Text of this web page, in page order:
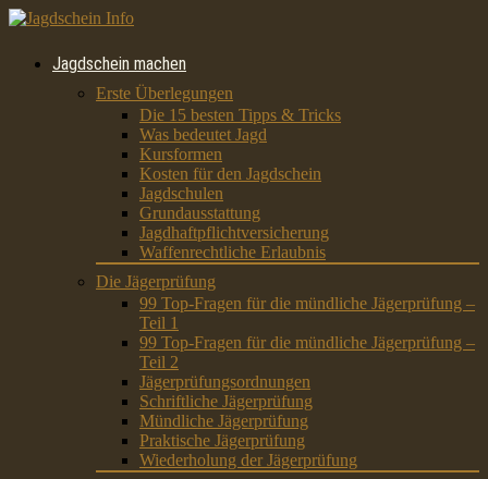
Jagdschein machen
Erste Überlegungen
Die 15 besten Tipps & Tricks
Was bedeutet Jagd
Kursformen
Kosten für den Jagdschein
Jagdschulen
Grundausstattung
Jagdhaftpflichtversicherung
Waffenrechtliche Erlaubnis
Die Jägerprüfung
99 Top-Fragen für die mündliche Jägerprüfung –
Teil 1
99 Top-Fragen für die mündliche Jägerprüfung –
Teil 2
Jägerprüfungsordnungen
Schriftliche Jägerprüfung
Mündliche Jägerprüfung
Praktische Jägerprüfung
Wiederholung der Jägerprüfung